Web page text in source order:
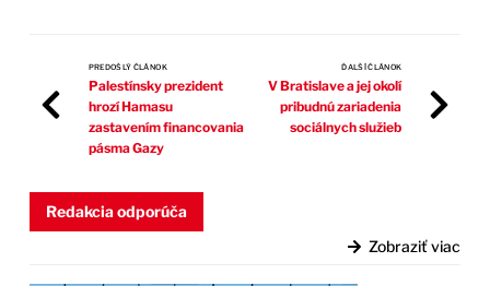
PREDOŠLÝ ČLÁNOK
Palestínsky prezident
hrozí Hamasu
zastavením financovania
pásma Gazy
ĎALŠÍ ČLÁNOK
V Bratislave a jej okolí
pribudnú zariadenia
sociálnych služieb
Redakcia odporúča
Zobraziť viac